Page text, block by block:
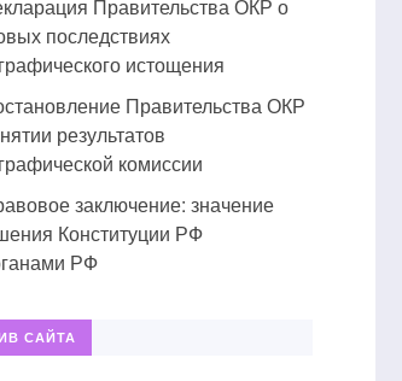
Правительства ОКР о
последствиях
истощения
Правительства ОКР
результатов
комиссии
заключение: значение
Конституции РФ
РФ
САЙТА